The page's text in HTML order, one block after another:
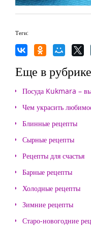
Теги:
Еще в
Посуда Kukmara –
Чем украсить
Блинные рецепты
Сырные рецепты
Рецепты для счастья
Барные рецепты
Холодные рецепты
Зимние рецепты
Старо-новогодние